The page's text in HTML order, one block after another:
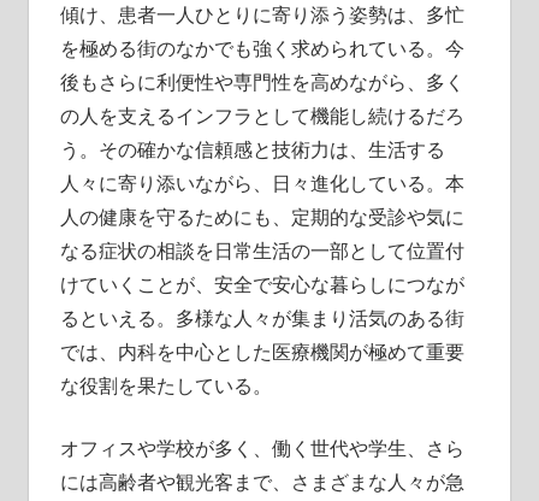
傾け、患者一人ひとりに寄り添う姿勢は、多忙
を極める街のなかでも強く求められている。今
後もさらに利便性や専門性を高めながら、多く
の人を支えるインフラとして機能し続けるだろ
う。その確かな信頼感と技術力は、生活する
人々に寄り添いながら、日々進化している。本
人の健康を守るためにも、定期的な受診や気に
なる症状の相談を日常生活の一部として位置付
けていくことが、安全で安心な暮らしにつなが
るといえる。多様な人々が集まり活気のある街
では、内科を中心とした医療機関が極めて重要
な役割を果たしている。
オフィスや学校が多く、働く世代や学生、さら
には高齢者や観光客まで、さまざまな人々が急